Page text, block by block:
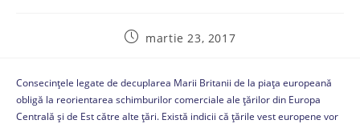
martie 23, 2017
Consecințele legate de decuplarea Marii Britanii de la piața europeană
obligă la reorientarea schimburilor comerciale ale țărilor din Europa
Centrală și de Est către alte țări. Există indicii că ţările vest europene vor